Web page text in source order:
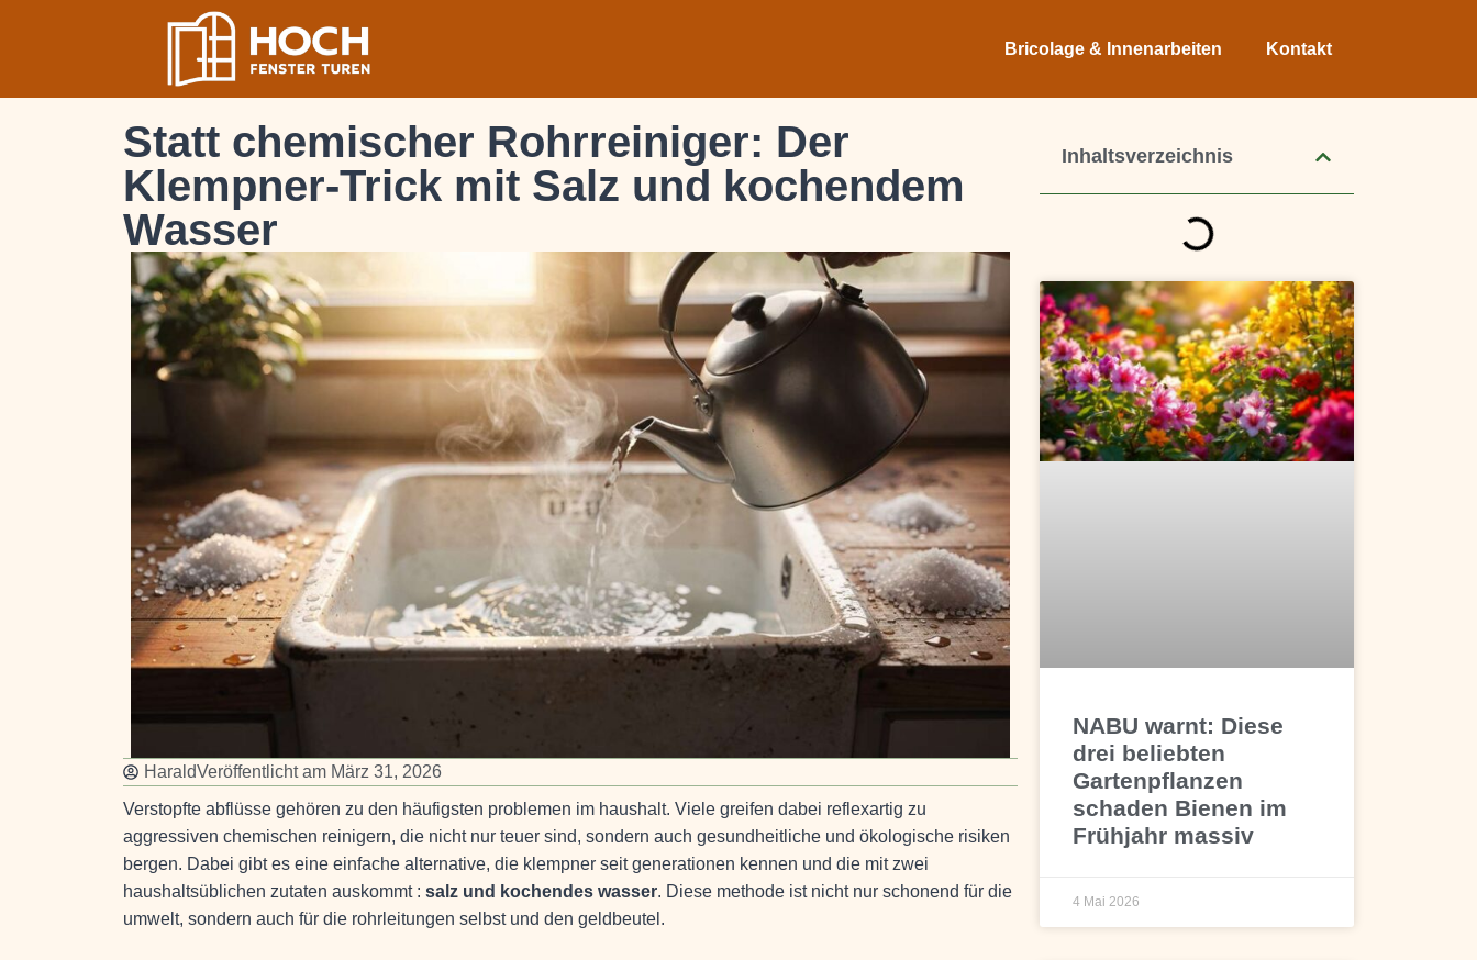
Bricolage & Innenarbeiten Kontakt
Inhaltsverzeichnis
NABU warnt: Diese
drei beliebten
Gartenpflanzen
schaden Bienen im
Frühjahr massiv
4 Mai 2026
Statt chemischer Rohrreiniger: Der
Klempner-Trick mit Salz und kochendem
Wasser
HaraldVeröffentlicht am März 31, 2026
Verstopfte abflüsse gehören zu den häufigsten problemen im haushalt. Viele greifen dabei reflexartig zu
aggressiven chemischen reinigern, die nicht nur teuer sind, sondern auch gesundheitliche und ökologische risiken
bergen. Dabei gibt es eine einfache alternative, die klempner seit generationen kennen und die mit zwei
haushaltsüblichen zutaten auskommt : salz und kochendes wasser. Diese methode ist nicht nur schonend für die
umwelt, sondern auch für die rohrleitungen selbst und den geldbeutel.